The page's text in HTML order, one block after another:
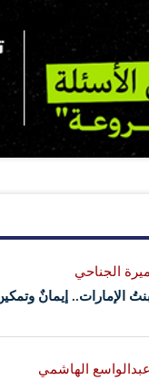
ميرة الجناحي
الإمارات.. إيمانٌ
عبدالواسع الهاشمي